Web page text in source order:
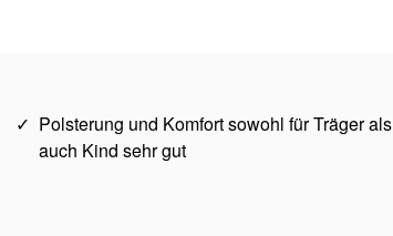
Polsterung und Komfort sowohl für Träger als
auch Kind sehr gut